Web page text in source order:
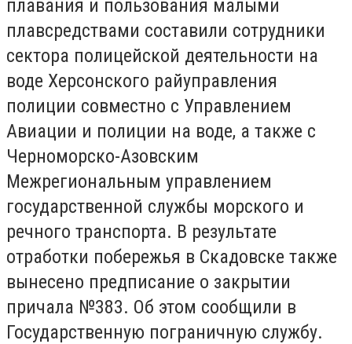
плавания и пользования малыми
плавсредствами составили сотрудники
сектора полицейской деятельности на
воде Херсонского райуправления
полиции совместно с Управлением
Авиации и полиции на воде, а также с
Черноморско-Азовским
Межрегиональным управлением
государственной службы морского и
речного транспорта. В результате
отработки побережья в Скадовске также
вынесено предписание о закрытии
причала №383. Об этом сообщили в
Государственную пограничную службу.